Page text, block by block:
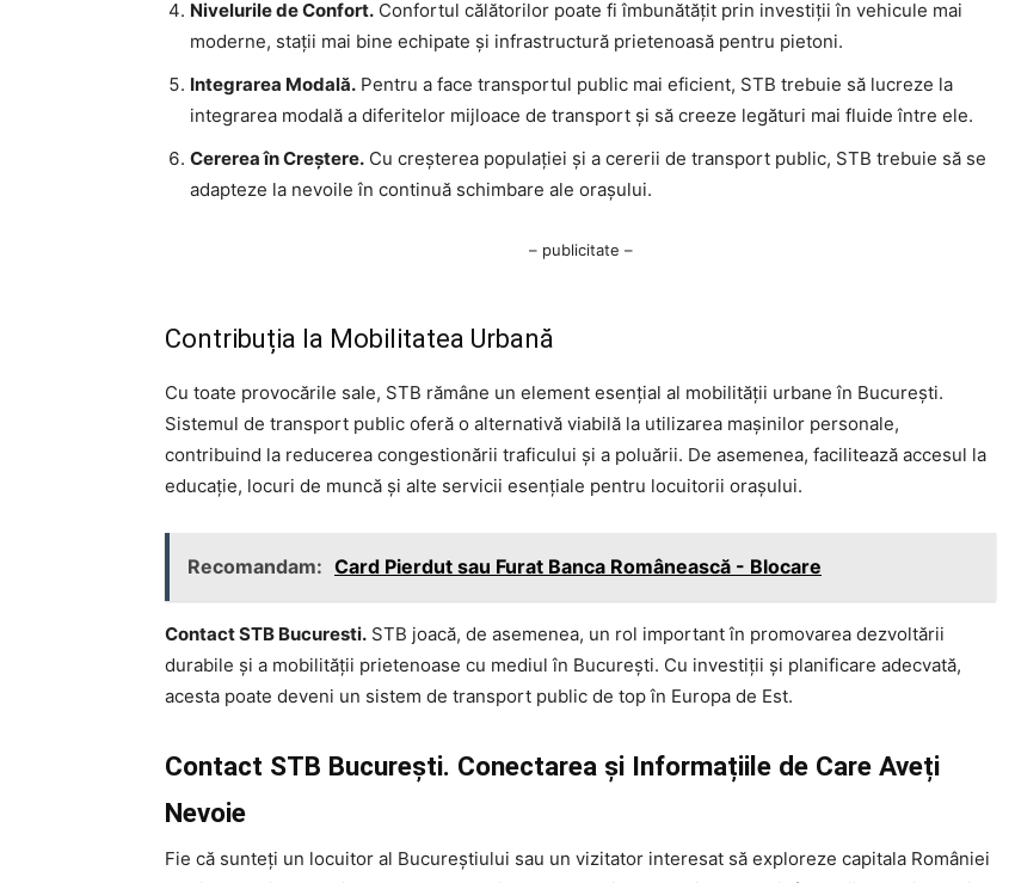
Nivelurile de Confort. Confortul călătorilor poate fi îmbunătățit prin investiții în vehicule mai
moderne, stații mai bine echipate și infrastructură prietenoasă pentru pietoni.
Integrarea Modală. Pentru a face transportul public mai eficient, STB trebuie să lucreze la
integrarea modală a diferitelor mijloace de transport și să creeze legături mai fluide între ele.
Cererea în Creștere. Cu creșterea populației și a cererii de transport public, STB trebuie să se
adapteze la nevoile în continuă schimbare ale orașului.
– publicitate –
Contribuția la Mobilitatea Urbană
Cu toate provocările sale, STB rămâne un element esențial al mobilității urbane în București.
Sistemul de transport public oferă o alternativă viabilă la utilizarea mașinilor personale,
contribuind la reducerea congestionării traficului și a poluării. De asemenea, facilitează accesul la
educație, locuri de muncă și alte servicii esențiale pentru locuitorii orașului.
Recomandam: Card Pierdut sau Furat Banca Românească - Blocare
Contact STB Bucuresti. STB joacă, de asemenea, un rol important în promovarea dezvoltării
durabile și a mobilității prietenoase cu mediul în București. Cu investiții și planificare adecvată,
acesta poate deveni un sistem de transport public de top în Europa de Est.
Contact STB București. Conectarea și Informațiile de Care Aveți
Nevoie
Fie că sunteți un locuitor al Bucureștiului sau un vizitator interesat să exploreze capitala României